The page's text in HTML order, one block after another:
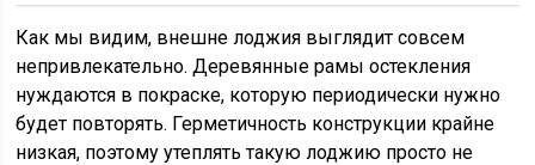
Как мы видим, внешне лоджия выглядит совсем
непривлекательно. Деревянные рамы остекления
нуждаются в покраске, которую периодически нужно
будет повторять. Герметичность конструкции крайне
низкая, поэтому утеплять такую лоджию просто не